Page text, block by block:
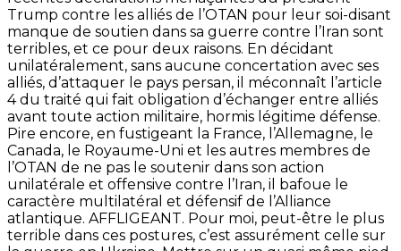
Trump contre les alliés de l’OTAN pour leur soi-disant
manque de soutien dans sa guerre contre l’Iran sont
terribles, et ce pour deux raisons. En décidant
unilatéralement, sans aucune concertation avec ses
alliés, d’attaquer le pays persan, il méconnaît l’article
4 du traité qui fait obligation d’échanger entre alliés
avant toute action militaire, hormis légitime défense.
Pire encore, en fustigeant la France, l’Allemagne, le
Canada, le Royaume-Uni et les autres membres de
l’OTAN de ne pas le soutenir dans son action
unilatérale et offensive contre l’Iran, il bafoue le
caractère multilatéral et défensif de l’Alliance
atlantique. AFFLIGEANT. Pour moi, peut-être le plus
terrible dans ces postures, c’est assurément celle sur